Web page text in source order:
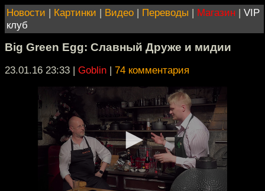
Новости | Картинки | Видео | Переводы | Магазин | VIP
клуб
Big Green Egg: Славный Друже и мидии
23.01.16 23:33 | Goblin | 74 комментария